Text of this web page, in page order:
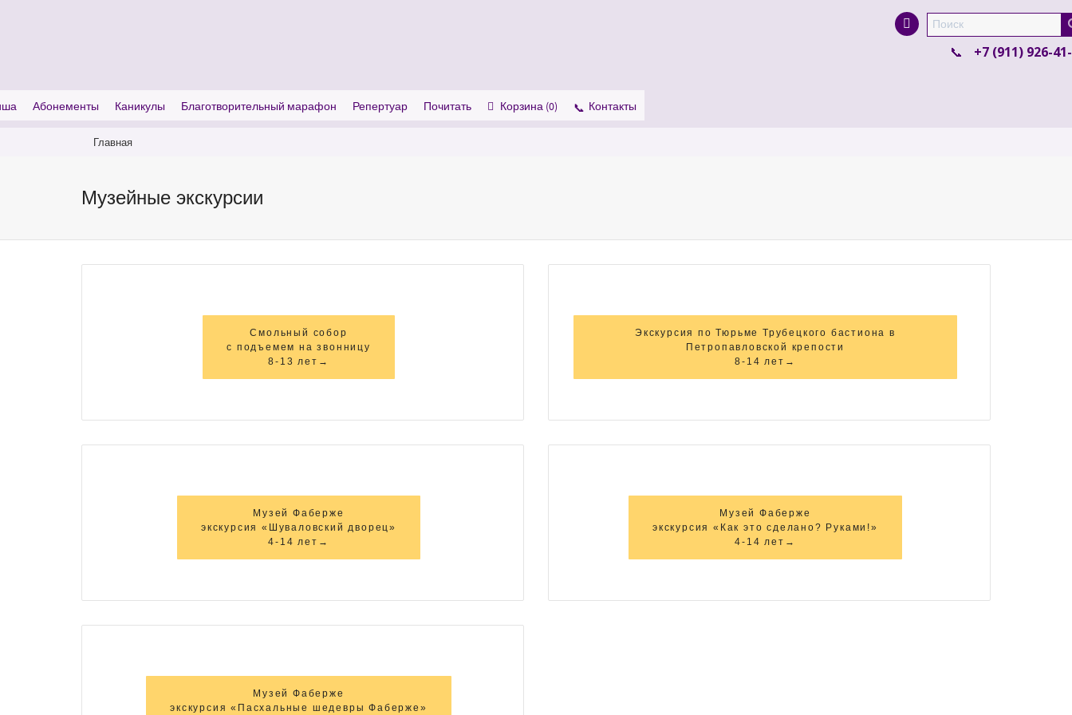
+7 (911) 926-
Абонементы Каникулы Благотворительный марафон Репертуар Почитать Корзина (0) Контакты
Главная
Музейные экскурсии
Смольный собор
с подъемем на звонницу
8-13 лет→
Экскурсия по Тюрьме Трубецкого бастиона в
Петропавловской крепости
8-14 лет→
Музей Фаберже
экскурсия «Шуваловский дворец»
4-14 лет→
Музей Фаберже
экскурсия «Как это сделано? Руками!»
4-14 лет→
Музей Фаберже
экскурсия «Пасхальные шедевры Фаберже»